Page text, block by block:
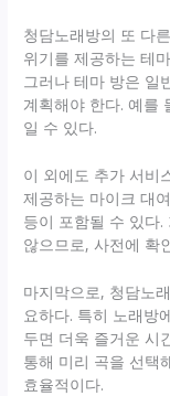
청담노래방의 또 다
위기를 제공하는 테
그러나 테마 방은 일
계획해야 한다. 예를
일 수 있다.
이 외에도 추가 서비
제공하는 마이크 대
등이 포함될 수 있다
않으므로, 사전에 확
마지막으로, 청담노
요하다. 특히 노래방
두면 더욱 즐거운 시
통해 미리 곡을 선택
효율적이다.